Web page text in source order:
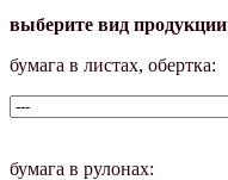
выберите вид продукции
бумага в листах, обертка:
бумага в рулонах: